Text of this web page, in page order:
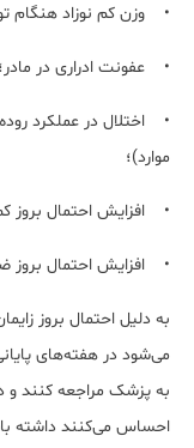
• وزن کم نوزاد هنگام
• عفونت ادراری در مادر؛
• اختلال در عملکرد
موارد)؛
• افزایش احتمال بروز
• افزایش احتمال بروز
به دلیل احتمال بروز
می‌شود در هفته‌های
به پزشک مراجعه کنند
احساس می‌کنند داشته